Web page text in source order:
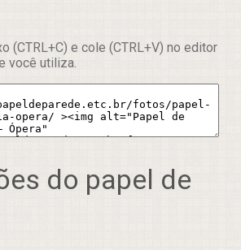
(CTRL+C) e cole (CTRL+V) no editor
você utiliza.
do papel de